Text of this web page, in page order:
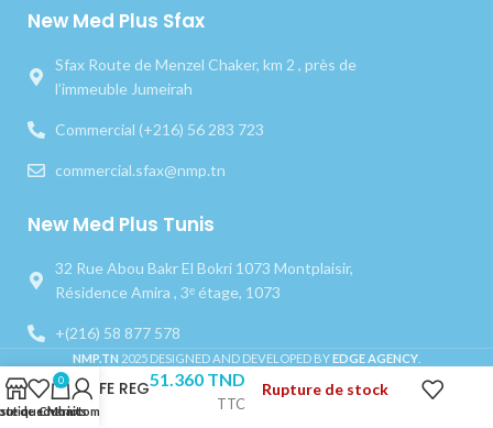
New Med Plus Sfax
Sfax Route de Menzel Chaker, km 2 , près de
l’immeuble Jumeirah
Commercial (+216) 56 283 723
commercial.sfax@nmp.tn
New Med Plus Tunis
32 Rue Abou Bakr El Bokri 1073 Montplaisir,
Résidence Amira , 3ᵉ étage, 1073
+(216) 58 877 578
NMP.TN 2025 DESIGNED AND DEVELOPED BYEDGE AGENCY
LIFE REG51.360 TND
TTC
Rupture de stock
de souhaits
0
Chariot
Mon compte